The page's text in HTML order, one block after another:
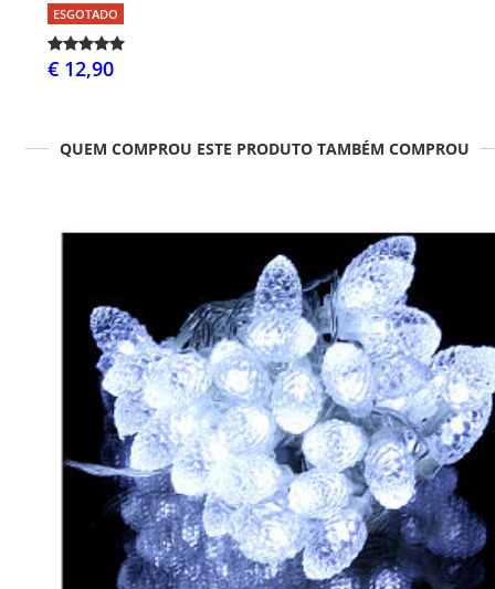
ESGOTADO
€ 12,90
QUEM COMPROU ESTE PRODUTO TAMBÉM COMPROU